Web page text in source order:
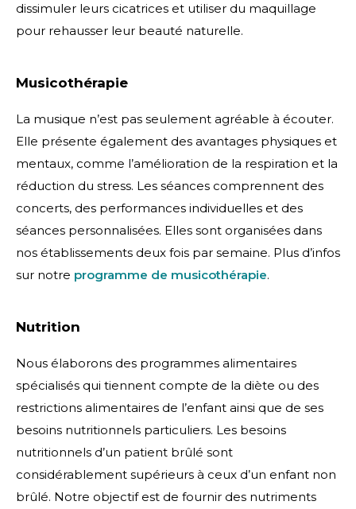
dissimuler leurs cicatrices et utiliser du maquillage
pour rehausser leur beauté naturelle.
Musicothérapie
La musique n’est pas seulement agréable à écouter.
Elle présente également des avantages physiques et
mentaux, comme l’amélioration de la respiration et la
réduction du stress. Les séances comprennent des
concerts, des performances individuelles et des
séances personnalisées. Elles sont organisées dans
nos établissements deux fois par semaine. Plus d’infos
sur notre programme de musicothérapie.
Nutrition
Nous élaborons des programmes alimentaires
spécialisés qui tiennent compte de la diète ou des
restrictions alimentaires de l’enfant ainsi que de ses
besoins nutritionnels particuliers. Les besoins
nutritionnels d’un patient brûlé sont
considérablement supérieurs à ceux d’un enfant non
brûlé. Notre objectif est de fournir des nutriments